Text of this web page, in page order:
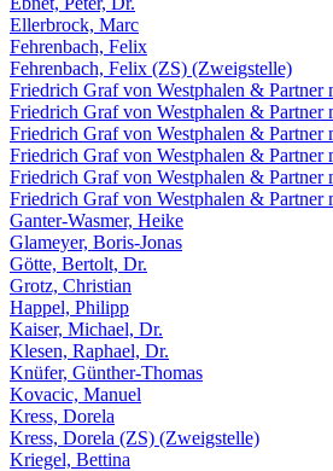
Ellerbrock, Marc
Fehrenbach, Felix
Fehrenbach, Felix (ZS) (Zweigstelle)
Friedrich Graf von Westphalen & Partner
Friedrich Graf von Westphalen &
Friedrich Graf von Westphalen &
Friedrich Graf von Westphalen &
Friedrich Graf von Westphalen &
Friedrich Graf von Westphalen &
Ganter-Wasmer, Heike
Glameyer, Boris-Jonas
Götte, Bertolt, Dr.
Grotz, Christian
Happel, Philipp
Kaiser, Michael, Dr.
Klesen, Raphael, Dr.
Knüfer, Günther-Thomas
Kovacic, Manuel
Kress, Dorela
Kress, Dorela (ZS) (Zweigstelle)
Kriegel, Bettina